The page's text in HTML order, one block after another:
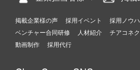
掲載企業様の声 採用イベント 採用ノウ
ベンチャー合同研修
人材紹介 チアコネ
動画制作
採用代行